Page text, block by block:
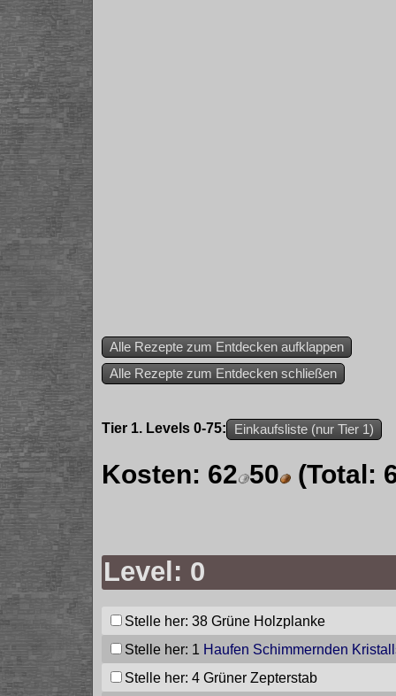
Alle Rezepte zum Entdecken aufklappen
Alle Rezepte zum Entdecken schließen
Tier 1. Levels 0-75: Einkaufsliste (nur Tier 1)
Kosten: 62 50 (Total:
Level: 0
Stelle her: 38 Grüne Holzplanke
Stelle her: 1 Haufen Schimmernden
Stelle her: 4 Grüner Zepterstab